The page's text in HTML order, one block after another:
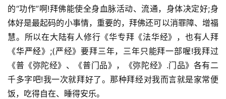
的“功作”啊!拜佛能使全身血脉活动、流通，身体决定好;身
体好是最起码的小事情，重要的，拜佛还可以消罪障、增福
慧。所以在大陆有人修行《华专拜《法华经》，也有人拜
《华严经》;(严经》要拜三年，三年只能拜一部喔!我拜过
《普《弥陀经》、《普门品》，《弥陀经》.门品》各有二
千多字吧!我一次就拜好了。那种拜经对我而言就是家常便
饭，吃得自在、睡得安乐。